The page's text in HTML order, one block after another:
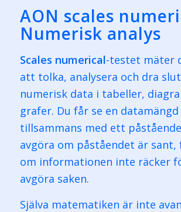
AON scales
Numerisk analys
Scales numerical-testet mäter
att tolka, analysera och dra
numerisk data i tabeller,
grafer. Du får se en datamängd
tillsammans med ett
avgöra om påståendet är
om informationen inte räcker
avgöra saken.
Själva matematiken är inte